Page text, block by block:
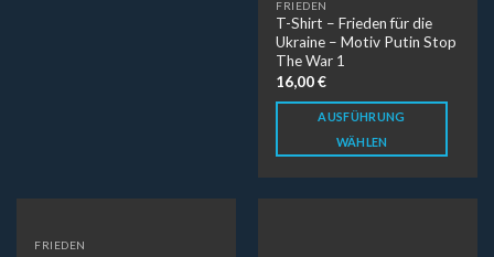
OMA PLOTT
T-Shirt – Frosch von Oma
Plott
17,00€
AUSFÜHRUNG
WÄHLEN
METALLIC